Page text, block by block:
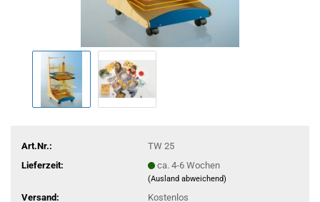
Art.Nr.:
TW 25
Lieferzeit:
ca. 4-6 Wochen
(Ausland abweichend)
Versand:
Kostenlos